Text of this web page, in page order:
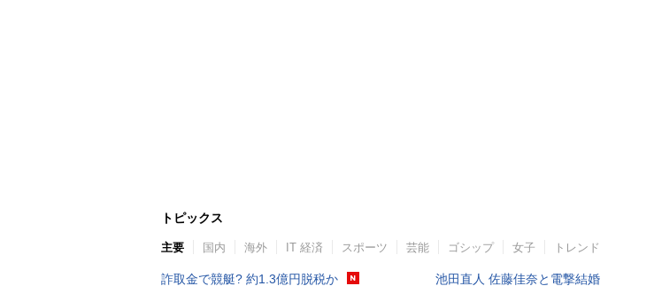
トピックス
主要 国内 海外 IT 経済 スポーツ 芸能 ゴシップ 女子 トレンド
詐取金で競艇? 約1.3億円脱税か
池田直人 佐藤佳奈と電撃結婚